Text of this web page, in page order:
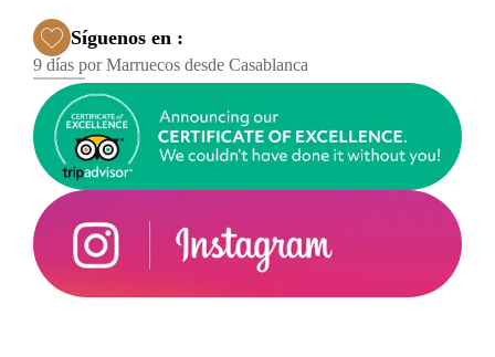
Síguenos en :
9 días por Marruecos desde Casablanca